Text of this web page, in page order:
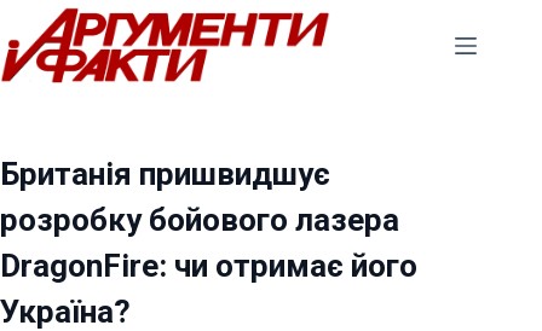
Перейти
до
вмісту
Британія пришвидшує
розробку бойового лазера
DragonFire: чи отримає його
Україна?